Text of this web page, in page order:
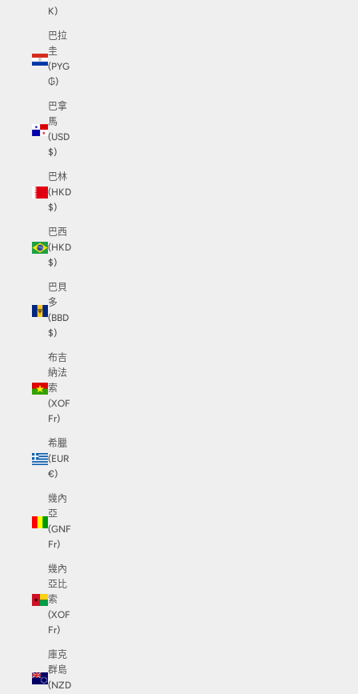
K)
巴拉
圭
(PYG
₲)
巴拿
馬
(USD
$)
巴林
(HKD
$)
巴西
(HKD
$)
巴貝
多
(BBD
$)
布吉
納法
索
(XOF
Fr)
希臘
(EUR
€)
幾內
亞
(GNF
Fr)
幾內
亞比
索
(XOF
Fr)
庫克
群島
(NZD